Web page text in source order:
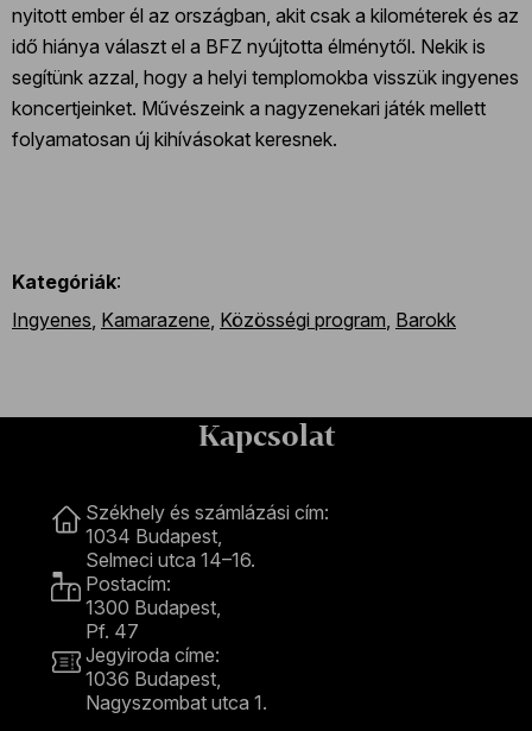
nyitott ember él az országban, akit csak a kilométerek és az
idő hiánya választ el a BFZ nyújtotta élménytől. Nekik is
segítünk azzal, hogy a helyi templomokba visszük ingyenes
koncertjeinket. Művészeink a nagyzenekari játék mellett
folyamatosan új kihívásokat keresnek.
Kategóriák:
Ingyenes Kamarazene Közösségi program Barokk
Kapcsolat
Székhely és számlázási cím:
1034 Budapest,
Selmeci utca 14–16.
Postacím:
1300 Budapest,
Pf. 47
Jegyiroda címe:
1036 Budapest,
Nagyszombat utca 1.